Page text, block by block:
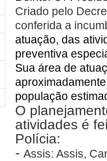
Criado pelo
conferida a
atuação, das
preventiva
Sua área de
população
O
atividades é
Polícia:
- Assis: Assis,